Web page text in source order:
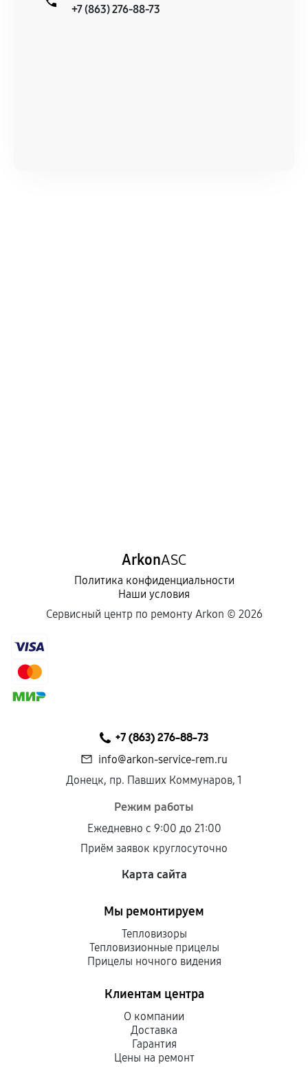
+7 (863) 276-88-73
ArkonASC
Политика конфиденциальности
Наши условия
Сервисный центр по ремонту Arkon © 2026
+7 (863) 276-88-73
info@arkon-service-rem.ru
Донецк, пр. Павших Коммунаров, 1
Режим работы
Ежедневно с 9:00 до 21:00
Приём заявок круглосуточно
Карта сайта
Мы ремонтируем
Тепловизоры
Тепловизионные прицелы
Прицелы ночного видения
Клиентам центра
О компании
Доставка
Гарантия
Цены на ремонт